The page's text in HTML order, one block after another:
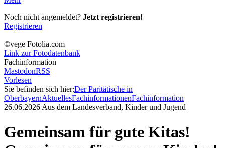
Noch nicht angemeldet? Jetzt registrieren!
Registrieren
©vege Fotolia.com
Link zur Fotodatenbank
Fachinformation
MastodonRSS
Vorlesen
Sie befinden sich hier:Der Paritätische in
OberbayernAktuellesFachinformationenFachinformation
26.06.2026 Aus dem Landesverband, Kinder und Jugend
Gemeinsam für gute Kitas!